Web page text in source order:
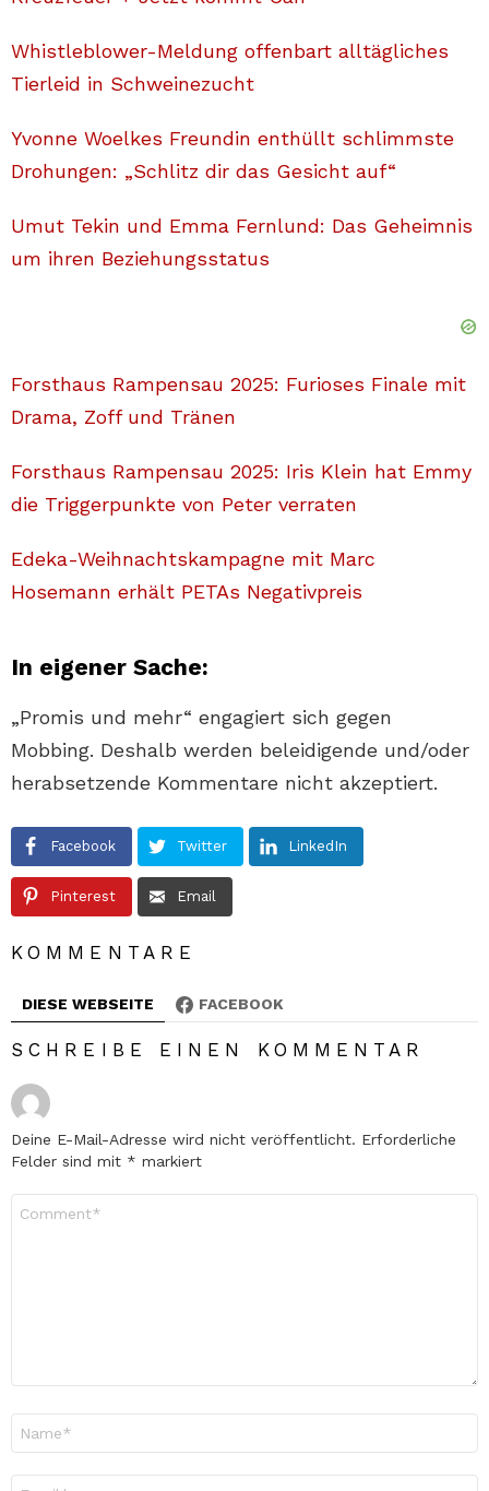
Whistleblower-Meldung offenbart alltägliches
Tierleid in Schweinezucht
Yvonne Woelkes Freundin enthüllt schlimmste
Drohungen: „Schlitz dir das Gesicht auf“
Umut Tekin und Emma Fernlund: Das Geheimnis
um ihren Beziehungsstatus
Forsthaus Rampensau 2025: Furioses Finale mit
Drama, Zoff und Tränen
Forsthaus Rampensau 2025: Iris Klein hat Emmy
die Triggerpunkte von Peter verraten
Edeka-Weihnachtskampagne mit Marc
Hosemann erhält PETAs Negativpreis
In eigener Sache:
„Promis und mehr“ engagiert sich gegen
Mobbing. Deshalb werden beleidigende und/oder
herabsetzende Kommentare nicht akzeptiert.
Facebook Twitter LinkedIn
Pinterest Email
KOMMENTARE
DIESE WEBSEITE FACEBOOK
SCHREIBE EINEN KOMMENTAR
Deine E-Mail-Adresse wird nicht veröffentlicht. Erforderliche
Felder sind mit * markiert